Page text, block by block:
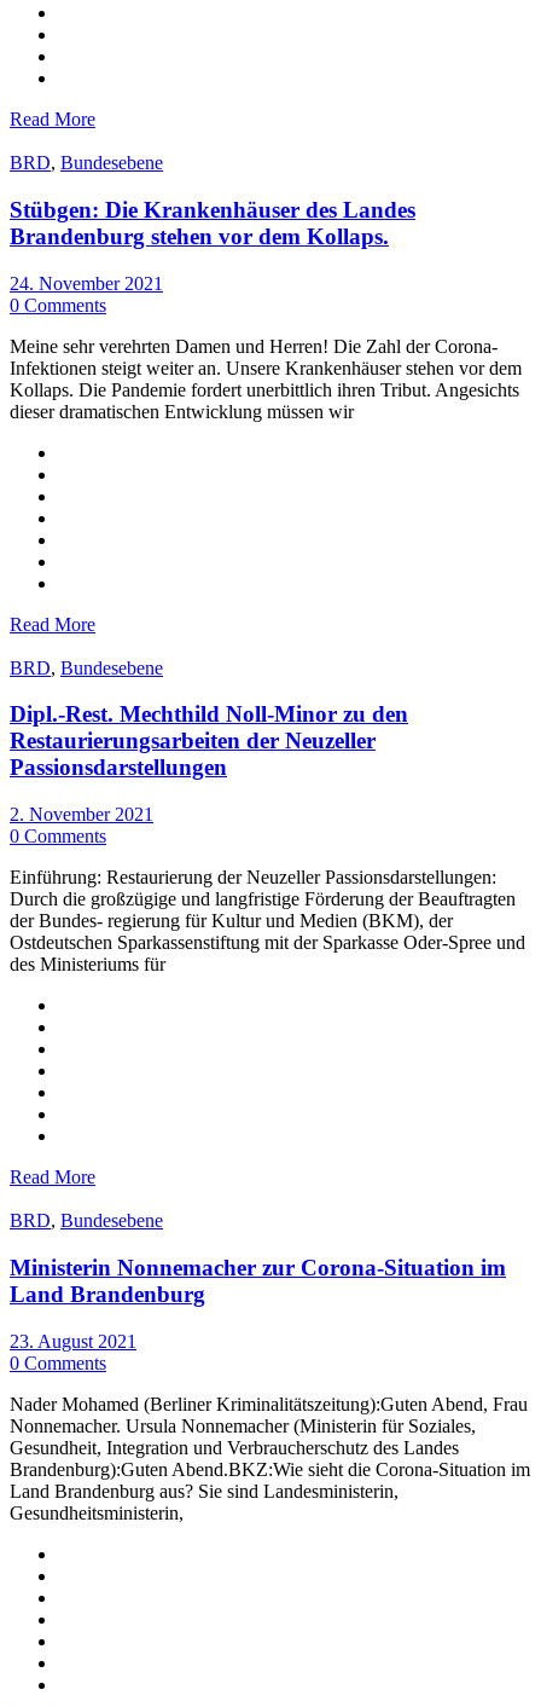
Read More
BRD, Bundesebene
Stübgen: Die Krankenhäuser des Landes
Brandenburg stehen vor dem Kollaps.
24. November 2021
0 Comments
Meine sehr verehrten Damen und Herren! Die Zahl der Corona-
Infektionen steigt weiter an. Unsere Krankenhäuser stehen vor dem
Kollaps. Die Pandemie fordert unerbittlich ihren Tribut. Angesichts
dieser dramatischen Entwicklung müssen wir
Read More
BRD, Bundesebene
Dipl.-Rest. Mechthild Noll-Minor zu den
Restaurierungsarbeiten der Neuzeller
Passionsdarstellungen
2. November 2021
0 Comments
Einführung: Restaurierung der Neuzeller Passionsdarstellungen:
Durch die großzügige und langfristige Förderung der Beauftragten
der Bundes- regierung für Kultur und Medien (BKM), der
Ostdeutschen Sparkassenstiftung mit der Sparkasse Oder-Spree und
des Ministeriums für
Read More
BRD, Bundesebene
Ministerin Nonnemacher zur Corona-Situation im
Land Brandenburg
23. August 2021
0 Comments
Nader Mohamed (Berliner Kriminalitätszeitung):Guten Abend, Frau
Nonnemacher. Ursula Nonnemacher (Ministerin für Soziales,
Gesundheit, Integration und Verbraucherschutz des Landes
Brandenburg):Guten Abend.BKZ:Wie sieht die Corona-Situation im
Land Brandenburg aus? Sie sind Landesministerin,
Gesundheitsministerin,